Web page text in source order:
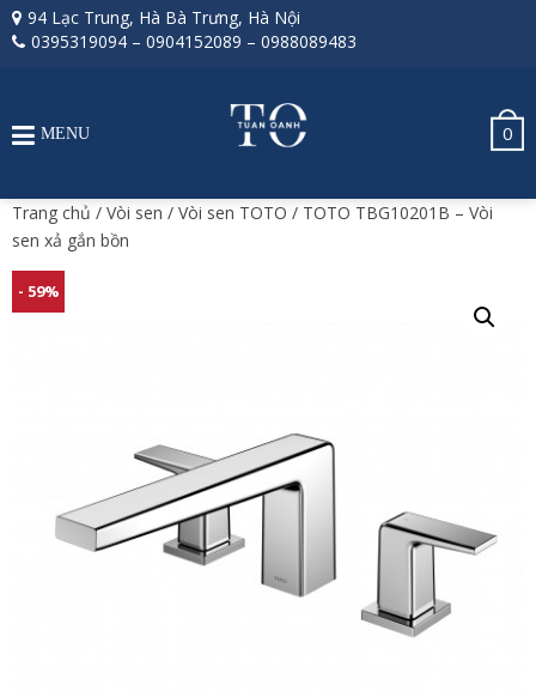
94 Lạc Trung, Hà Bà Trưng, Hà Nội
0395319094 – 0904152089 – 0988089483
0
MENU
Trang chủ / Vòi sen / Vòi sen TOTO / TOTO TBG10201B – Vòi
sen xả gắn bồn
- 59%